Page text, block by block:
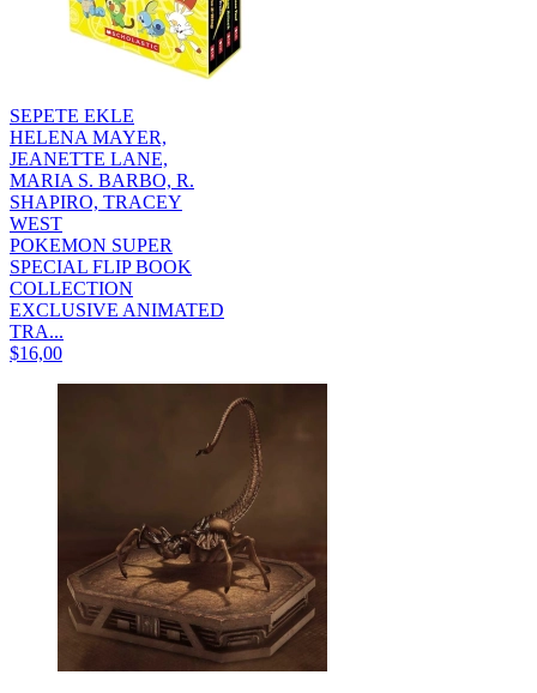
SEPETE EKLE
HELENA MAYER,
JEANETTE LANE,
MARIA S. BARBO, R.
SHAPIRO, TRACEY
WEST
POKEMON SUPER
SPECIAL FLIP BOOK
COLLECTION
EXCLUSIVE ANIMATED
TRA...
$16,00